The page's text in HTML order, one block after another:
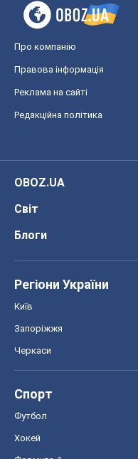
Про компанію
Правова інформація
Реклама на сайті
Редакційна політика
OBOZ.UA
Світ
Блоги
Регіони України
Київ
Запоріжжя
Черкаси
Спорт
Футбол
Хокей